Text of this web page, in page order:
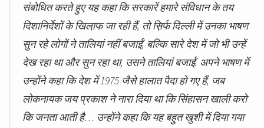
संबोधित करते हुए यह कहा कि सरकारें हमारे संविधान के तय
दिशानिर्देशों के खिला़फ जा रही हैं, तो स़िर्फ दिल्ली में उनका भाषण
सुन रहे लोगों ने तालियां नहीं बजाईं, बल्कि सारे देश में जो भी उन्हें
देख रहा था और सुन रहा था, उसने तालियां बजाईं. अपने भाषण में
उन्होंने कहा कि देश में 1975 जैसे हालात पैदा हो गए हैं, जब
लोकनायक जय प्रकाश ने नारा दिया था कि सिंहासन खाली करो
कि जनता आती है… उन्होंने कहा कि यह बहुत खुशी में दिया गया